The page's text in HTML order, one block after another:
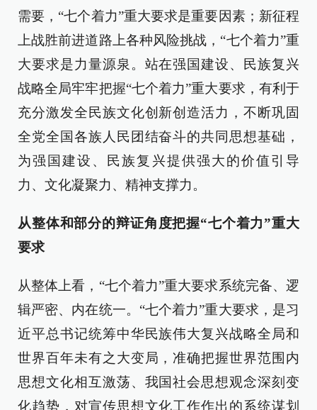
需要，“七个着力”重大要求是重要因素；新征程
上战胜前进道路上各种风险挑战，“七个着力”重
大要求是力量源泉。站在强国建设、民族复兴
战略全局牢牢把握“七个着力”重大要求，有利于
充分激发全民族文化创新创造活力，不断巩固
全党全国各族人民团结奋斗的共同思想基础，
为强国建设、民族复兴提供强大的价值引导
力、文化凝聚力、精神支撑力。
从整体和部分的辩证角度把握“七个着力”重大
要求
从整体上看，“七个着力”重大要求系统完备、逻
辑严密、内在统一。“七个着力”重大要求，是习
近平总书记统筹中华民族伟大复兴战略全局和
世界百年未有之大变局，准确把握世界范围内
思想文化相互激荡、我国社会思想观念深刻变
化趋势，对宣传思想文化工作作出的系统谋划